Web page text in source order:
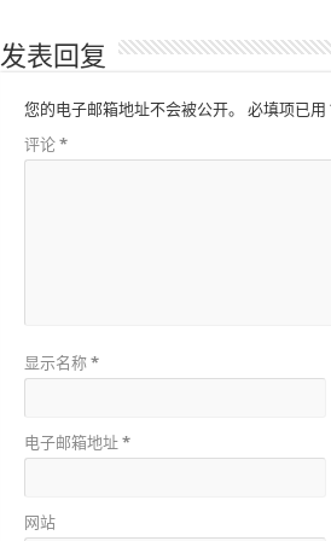
发表回复
您的电子邮箱地址不会被公开。 必填项已用
评论 *
显示名称 *
电子邮箱地址 *
网站